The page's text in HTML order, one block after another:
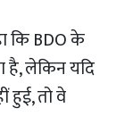
कि BDO के
है, लेकिन यदि
हुई, तो वे